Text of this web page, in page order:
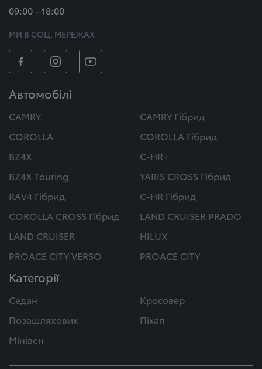
09:00 - 18:00
МИ В СОЦ. МЕРЕЖАХ
Автомобілі
CAMRY
CAMRY Гібрид
COROLLA
COROLLA Гібрид
BZ4X
C-HR+
BZ4X Touring
YARIS CROSS Гібрид
RAV4 Гібрид
C-HR Гібрид
COROLLA CROSS Гібрид
LAND CRUISER PRADO
LAND CRUISER
HILUX
PROACE CITY VERSO
PROACE CITY
Категорії
Седан
Кросовер
Позашляховик
Пікап
Мінівен